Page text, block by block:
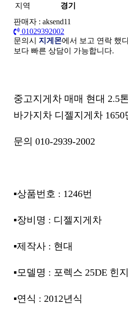
지역
경기
판매자 : aksend11
01029392002
문의시 지게몬에서 보고 연락 했
보다 빠른 상담이 가능합니다.
중고지게차 매매 현대 2.5
바가지차 디젤지게차
문의 010-2939-2002
▪︎상품번호 : 1246번
▪︎장비명 : 디젤지게차
▪︎제작사 : 현대
▪︎모델명 : 포렉스 25DE 힌
▪︎연식 : 2012년식